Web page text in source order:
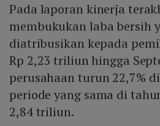
Pada laporan kinerja
membukukan laba bersih
diatribusikan kepada
Rp 2,23 triliun hingga
perusahaan turun 22,7%
periode yang sama di
2,84 triliun.